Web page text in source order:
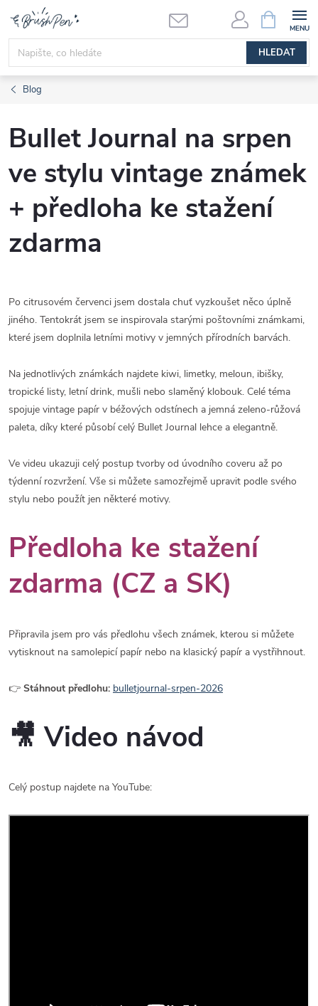
obsah
HLEDAT
NÁKUPNÍ
KOŠÍK
Blog
Bullet Journal na srpen
ve stylu vintage známek
+ předloha ke stažení
zdarma
Po citrusovém červenci jsem dostala chuť vyzkoušet něco úplně
jiného. Tentokrát jsem se inspirovala starými poštovními známkami,
které jsem doplnila letními motivy v jemných přírodních barvách.
Na jednotlivých známkách najdete kiwi, limetky, meloun, ibišky,
tropické listy, letní drink, mušli nebo slaměný klobouk. Celé téma
spojuje vintage papír v béžových odstínech a jemná zeleno-růžová
paleta, díky které působí celý Bullet Journal lehce a elegantně.
Ve videu ukazuji celý postup tvorby od úvodního coveru až po
týdenní rozvržení. Vše si můžete samozřejmě upravit podle svého
stylu nebo použít jen některé motivy.
Předloha ke stažení
zdarma (CZ a SK)
Připravila jsem pro vás předlohu všech známek, kterou si můžete
vytisknout na samolepicí papír nebo na klasický papír a vystřihnout.
👉 Stáhnout předlohu: bulletjournal-srpen-2026
🎥 Video návod
Celý postup najdete na YouTube: